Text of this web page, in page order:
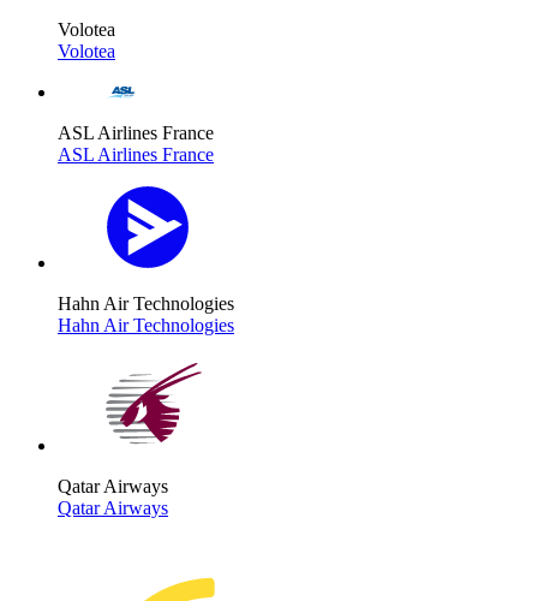
Volotea
Volotea
ASL Airlines France
ASL Airlines France
Hahn Air Technologies
Hahn Air Technologies
Qatar Airways
Qatar Airways